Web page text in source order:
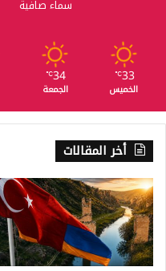
سماء صافية
33
℃
الخميس
34
℃
الجمعة
أخر المقالات